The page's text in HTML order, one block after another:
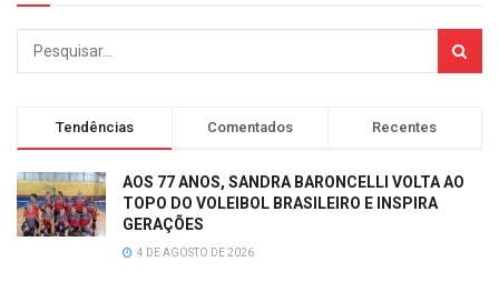
Tendências Comentados Recentes
AOS 77 ANOS, SANDRA BARONCELLI VOLTA AO
TOPO DO VOLEIBOL BRASILEIRO E INSPIRA
GERAÇÕES
4 DE AGOSTO DE 2026